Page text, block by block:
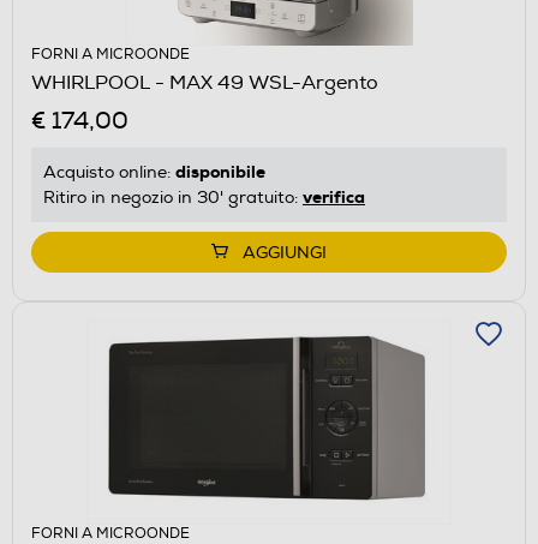
FORNI A MICROONDE
WHIRLPOOL - MAX 49 WSL-Argento
€ 174,00
Acquisto online: disponibile
Ritiro in negozio in 30' gratuito: verifica
AGGIUNGI
FORNI A MICROONDE